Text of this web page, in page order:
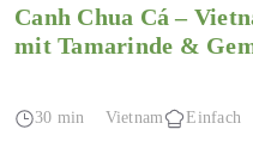
Canh Chua Cá –
mit Tamarinde &
30 min Vietnam Einfach